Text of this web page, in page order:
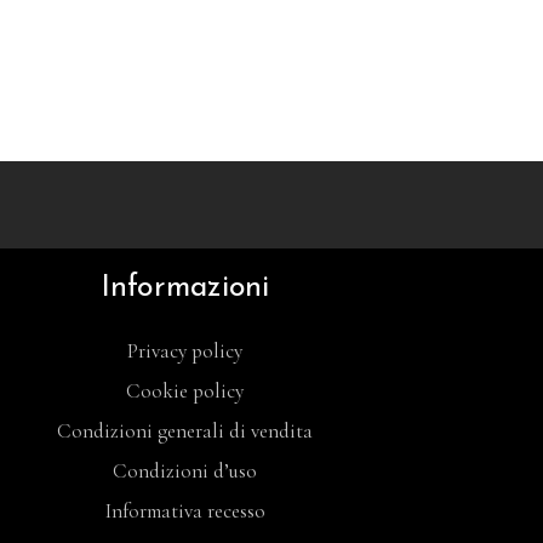
Informazioni
Privacy policy
Cookie policy
Condizioni generali di vendita
Condizioni d’uso
Informativa recesso